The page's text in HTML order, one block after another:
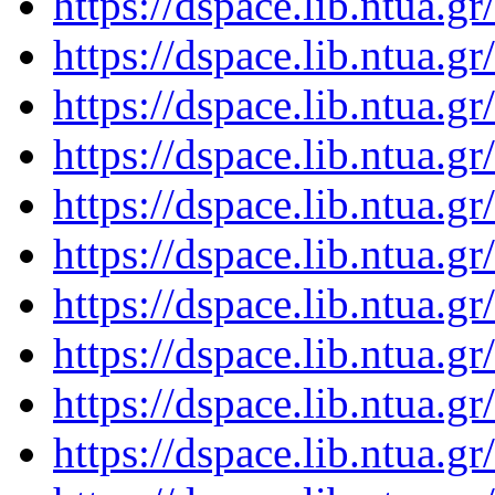
https://
https://
https://
https://
https://
https://
https://
https://
https://